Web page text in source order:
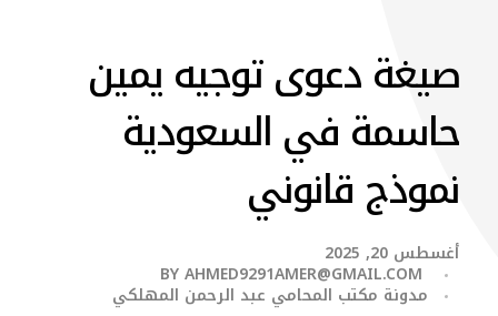
صيغة دعوى توجيه يمين
حاسمة في السعودية
نموذج قانوني
أغسطس 20, 2025
BYAHMED9291AMER@GMAIL.COM
مدونة مكتب المحامي عبد الرحمن المهلكي